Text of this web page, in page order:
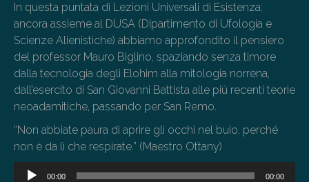
In questa puntata di Lezioni Universali di Esistenza:
ancora assieme al DUSA (Dipartimento di Ufologia e
Scienze Alienistiche) abbiamo approfondito il pensiero
del professor Mauro Biglino, spaziando senza timore
dalla tecnologia degli Elohim alla mitologia norrena,
dall’esercito di San Giovanni Battista alle più recenti teorie
neoadamitiche, passando per San Remo.
“Non abbiate paura di aprire gli occhi nel buio, perché
non è da lì che respirate.” (Maestro Ottany)
Audio
00:00 00:00